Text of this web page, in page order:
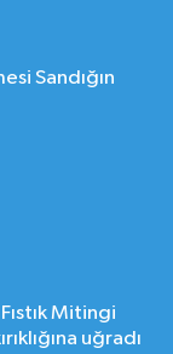
Sandığın
Mitingi
uğradı